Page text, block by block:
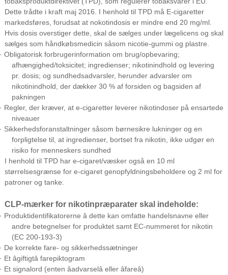
Dette trådte i kraft maj 2016. I henhold til TPD må E-cigaretter
markedsføres, forudsat at nokotindosis er mindre end 20 mg/ml.
Hvis dosis overstiger dette, skal de sælges under lægelicens og skal
sælges som håndkøbsmedicin såsom nicotie-gummi og plastre.
Obligatorisk forbrugerinformation om brug/opbevaring;
afhængighed/toksicitet; ingredienser; nikotinindhold og levering
pr. dosis; og sundhedsadvarsler, herunder advarsler om
nikotinindhold, der dækker 30 % af forsiden og bagsiden af ​​
pakningen
Regler, der kræver, at e-cigaretter leverer nikotindoser på ensartede
niveauer
Sikkerhedsforanstaltninger såsom børnesikre lukninger og en
forpligtelse til, at ingredienser, bortset fra nikotin, ikke udgør en
risiko for menneskers sundhed
I henhold til TPD har e-cigaret/væsker også en 10 ml
størrelsesgrænse for e-cigaret genopfyldningsbeholdere og 2 ml for
patroner og tanke
CLP-mærker for nikotinpræparater skal indeholde:
Produktidentifikatorerne â dette kan omfatte handelsnavne eller
andre betegnelser for produktet samt EC-nummeret for nikotin
(EC 200-193-3)
De korrekte fare- og sikkerhedssætninger
Et âgiftigtâ farepiktogram
Et signalord (enten âadvarselâ eller âfareâ)